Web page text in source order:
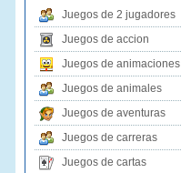
Juegos de 2 jugadores
Juegos de accion
Juegos de animaciones
Juegos de animales
Juegos de aventuras
Juegos de carreras
Juegos de cartas